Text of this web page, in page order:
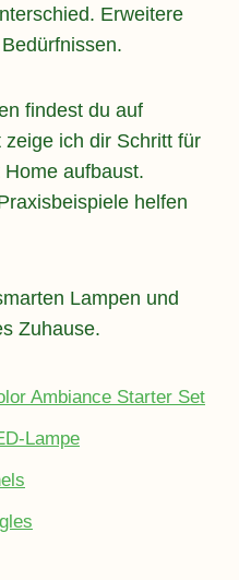
Erweitere
findest du auf
zeige ich dir Schritt für
aufbaust.
helfen
Lampen und
Zuhause.
Ambiance Starter Set
Lampe